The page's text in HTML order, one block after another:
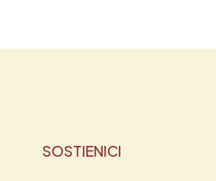
SOSTIENICI